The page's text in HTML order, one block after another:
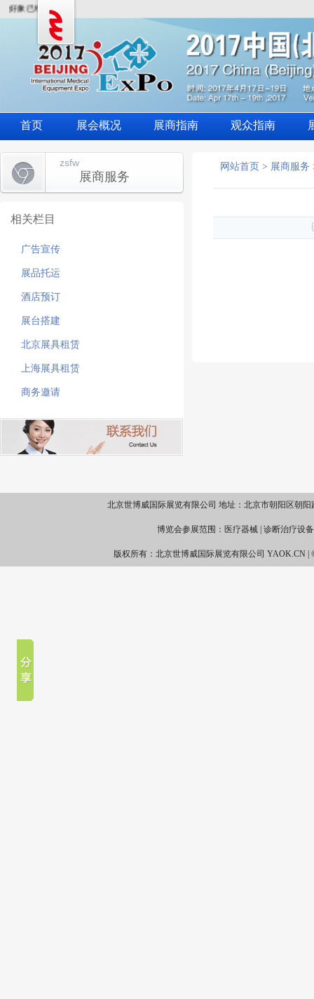
好象已经过了哦！
首页 展会概况 展商指南 观众指南
zsfw
展商服务
相关栏目
广告宣传
展品托运
酒店预订
展台搭建
北京展具租赁
上海展具租赁
商务邀请
网站首页 > 展商服务
北京世博威国际展览有限公司 地址：北京市朝阳区朝阳
博览会参展范围：医疗器械 | 诊断治疗设
版权所有：北京世博威国际展览有限公司 YAOK.CN |